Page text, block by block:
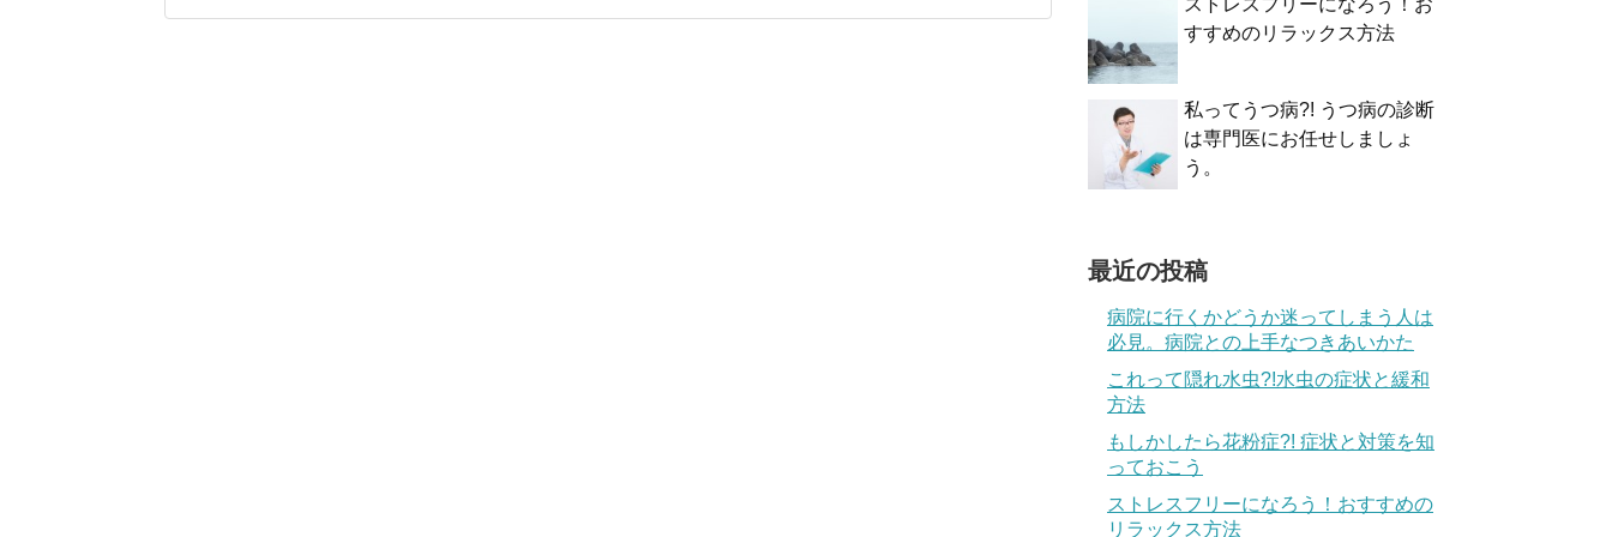
ストレスフリーになろう！お
すすめのリラックス方法
私ってうつ病?! うつ病の診断
は専門医にお任せしましょ
う。
最近の投稿
病院に行くかどうか迷ってしまう人は
必見。病院との上手なつきあいかた
これって隠れ水虫?!水虫の症状と緩和
方法
もしかしたら花粉症?! 症状と対策を知
っておこう
ストレスフリーになろう！おすすめの
リラックス方法